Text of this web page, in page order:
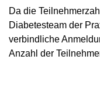
Da die
Diabetesteam der
verbindliche
Anzahl der